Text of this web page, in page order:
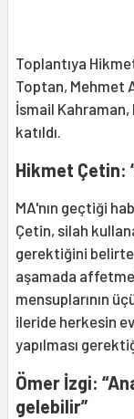
Toplantıya
Toptan, Mehmet
İsmail Kahraman,
katıldı.
Hikmet Çetin:
MA'nın geçtiği
Çetin, silah
gerektiğini
aşamada
mensuplarının
ileride herkesin
yapılması
Ömer İzgi:
gelebilir”